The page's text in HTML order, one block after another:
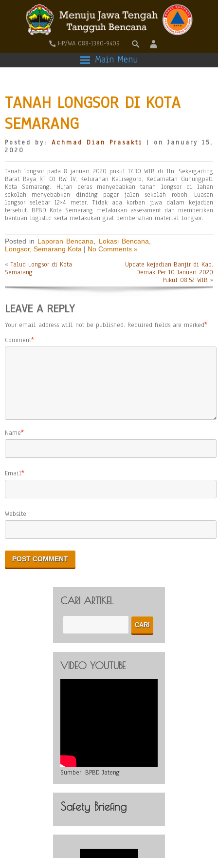
HP/WA 088-1380-9409
Main Menu
TANAH LONGSOR DI KOTA
SEMARANG
Posted by: Achmad Dian Prasakti
| on January 15,
2020
Tanah longsor pada 8 januari 2020 pukul 17.30 WIB di Jln. Sekargading
Barat Raya RT 01 RW IV, Kelurahan Kalisegoro, Kecamatan Gunungpati
Kota Semarang. Hujan deras menyebabkan tanah longsor di lahan
sekolah menyebabkan dinding pagar jalan sekolah roboh. Luasan
longsor selebar 12×4 meter. Tidak ada korban jiwa dalam kejadian
tersebut. BPBD Kota Semarang melakukan assessment dan memberikan
bantuan logistic serta melakukan giat pembersihan material longsor.
Posted in Laporan Bencana Lokasi Bencana
Longsor, Semarang Kota | No Comments »
«Talud Longsor di Kota
Semarang
Update kejadian Banjir di Kab.
Demak Per 10 Januari 2020
Pukul 08.52 WIB »
LEAVE A REPLY
Your email address will not be published. Required fields are marked*
Comment*
Name*
Email*
Website
CARI ARTIKEL
VIDEO YOUTUBE
Sumber: BPBD Jateng
Safety Briefing